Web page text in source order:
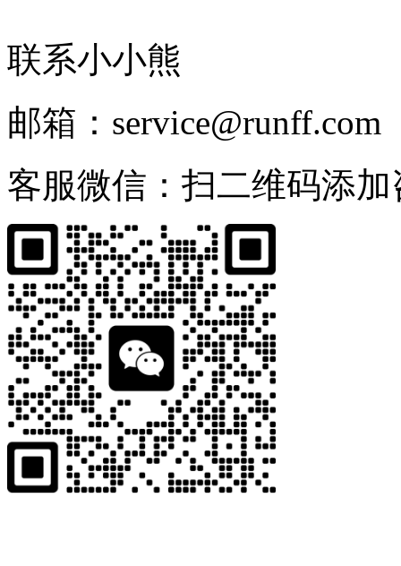
联系小小熊
邮箱：service@runff.com
客服微信：扫二维码添加